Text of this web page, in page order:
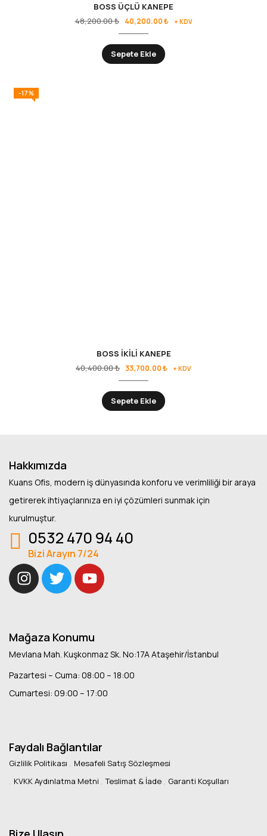
BOSS ÜÇLÜ KANEPE
48,200.00₺ 40,200.00₺ + KDV
Sepete Ekle
-17%
BOSS İKİLİ KANEPE
40,400.00₺ 33,700.00₺ + KDV
Sepete Ekle
Hakkımızda
Kuans Ofis, modern iş dünyasında konforu ve verimliliği bir araya
getirerek ihtiyaçlarınıza en iyi çözümleri sunmak için
kurulmuştur.
0532 470 94 40
Bizi Arayın 7/24
Mağaza Konumu
Mevlana Mah. Kuşkonmaz Sk. No:17A Ataşehir/İstanbul
Pazartesi – Cuma: 08:00 – 18:00
Cumartesi: 09:00 – 17:00
Faydalı Bağlantılar
Gizlilik Politikası
Mesafeli Satış Sözleşmesi
KVKK Aydınlatma Metni
Teslimat & İade Garanti Koşulları